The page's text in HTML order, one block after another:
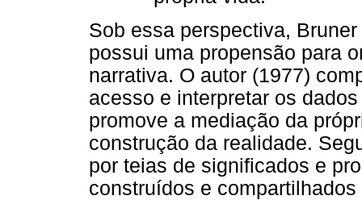
Sob essa perspectiva,
possui uma propensão para
narrativa. O autor (1977)
acesso e interpretar os
promove a mediação da
construção da realidade.
por teias de significados e
construídos e